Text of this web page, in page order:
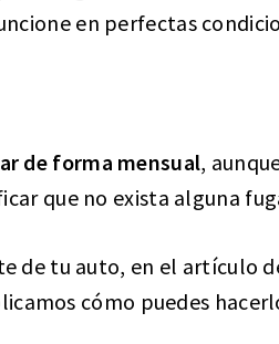
en perfectas
de forma mensual,
que no exista alguna
de tu auto, en el artículo
cómo puedes